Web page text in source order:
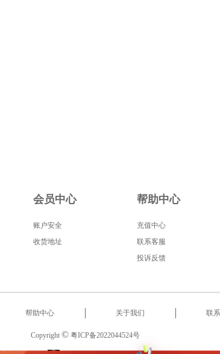
会员中心
账户安全
收货地址
帮助中心
充值中心
联系客服
投诉反馈
帮助中心 关于我们 联
Copyright © 粤ICP备2022044524号